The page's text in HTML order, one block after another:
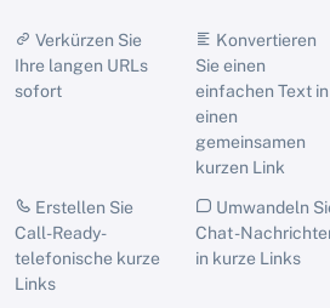
Verkürzen Sie
Ihre langen URLs
sofort
Konvertieren
Sie einen
einfachen Text in
einen
gemeinsamen
kurzen Link
Erstellen Sie
Call-Ready-
telefonische kurze
Links
Umwandeln
Chat -
in kurze Links